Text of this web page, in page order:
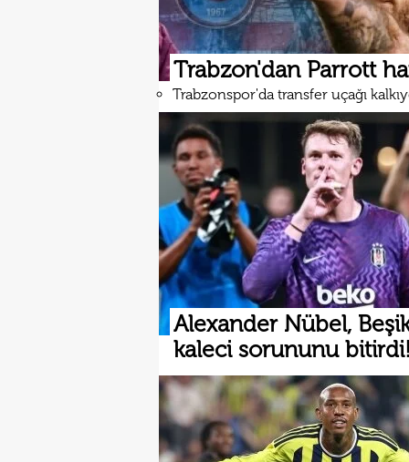
Trabzon'dan Parrott
Trabzonspor'da transfer uçağı
Alexander Nübel,
kaleci sorununu bitirdi!